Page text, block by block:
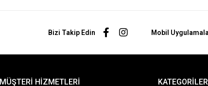
Bizi Takip Edin Mobil
MÜŞTERİ HİZMETLERİ KATEGORİLER